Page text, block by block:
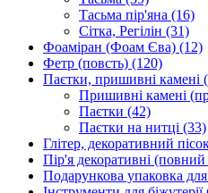
Тасьма пір'яна (16)
Сітка, Регілін (31)
Фоаміран (Фоам Єва) (12)
Фетр (повсть) (120)
Паєтки, пришивні камені
Пришивні камені
Паєтки (42)
Паєтки на нитці (33)
Глітер, декоративний
Пір'я декоративні
Подарункова упаковка для